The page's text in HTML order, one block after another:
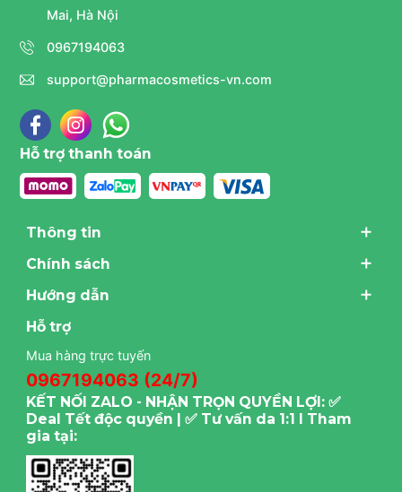
Mai, Hà Nội
0967194063
support@pharmacosmetics-vn.com
Hỗ trợ thanh toán
Thông tin
Chính sách
Hướng dẫn
Hỗ trợ
Mua hàng trực tuyến
0967194063 (24/7)
KẾT NỐI ZALO - NHẬN TRỌN QUYỀN LỢI: ✅
Deal Tết độc quyền | ✅ Tư vấn da 1:1 I Tham
gia tại: